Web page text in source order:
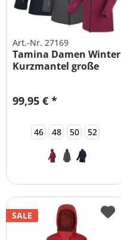
Art.-Nr. 27169
Tamina Damen Winter
Kurzmantel große
99,95 € *
46 48 50 52
SALE